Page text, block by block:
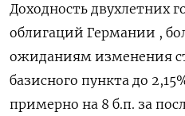
Доходность двухлетних
облигаций Германии ,
ожиданиям изменения
базисного пункта до
примерно на 8 б.п. за